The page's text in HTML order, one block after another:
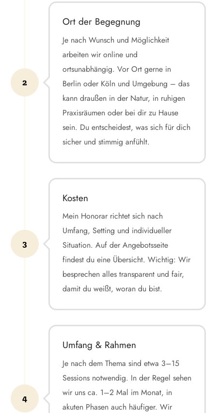
Ort der Begegnung
Je nach Wunsch und Möglichkeit
arbeiten wir online und
ortsunabhängig. Vor Ort gerne in
Berlin oder Köln und Umgebung – das
kann draußen in der Natur, in ruhigen
Praxisräumen oder bei dir zu Hause
sein. Du entscheidest, was sich für dich
sicher und stimmig anfühlt.
2
Kosten
Mein Honorar richtet sich nach
Umfang, Setting und individueller
Situation. Auf der Angebotsseite
findest du eine Übersicht. Wichtig: Wir
besprechen alles transparent und fair,
damit du weißt, woran du bist.
3
Umfang & Rahmen
Je nach dem Thema sind etwa 3–15
Sessions notwendig. In der Regel sehen
wir uns ca. 1–2 Mal im Monat, in
akuten Phasen auch häufiger. Wir
4